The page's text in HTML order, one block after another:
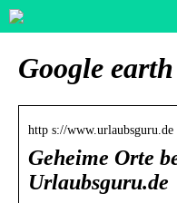
Google
http s://www.urlaubsguru.de
Geheime Orte
Urlaubsguru.de